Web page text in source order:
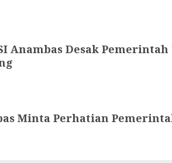
Anambas Desak
Minta Perhatian